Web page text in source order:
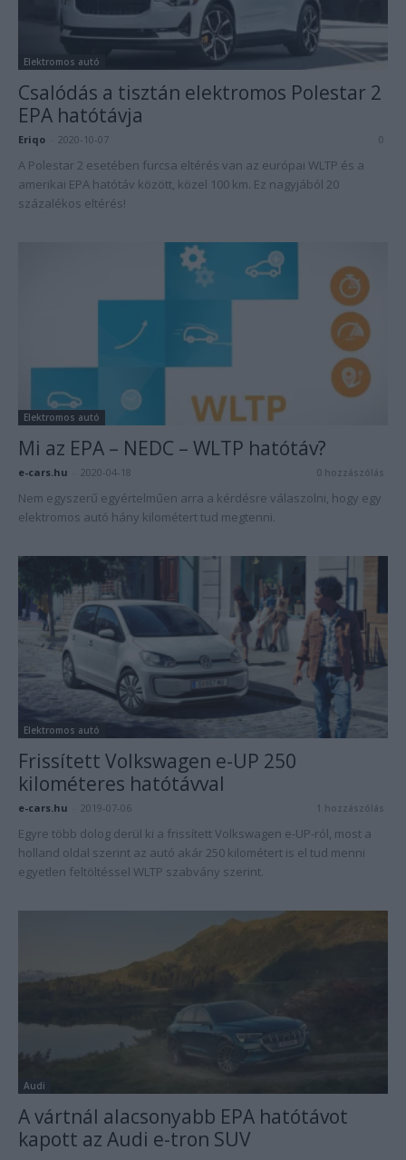
Elektromos autó
Csalódás a tisztán elektromos Polestar 2
EPA hatótávja
Eriqo 2020-10-07 0
A Polestar 2 esetében furcsa eltérés van az európai WLTP és a
amerikai EPA hatótáv között, közel 100 km. Ez nagyjából 20
százalékos eltérés!
Elektromos autó
Mi az EPA – NEDC – WLTP hatótáv?
e-cars.hu 2020-04-18 0 hozzászólás
Nem egyszerű egyértelműen arra a kérdésre válaszolni, hogy egy
elektromos autó hány kilométert tud megtenni.
Elektromos autó
Frissített Volkswagen e-UP 250
kilométeres hatótávval
e-cars.hu 2019-07-06 1 hozzászólás
Egyre több dolog derül ki a frissített Volkswagen e-UP-ról, most a
holland oldal szerint az autó akár 250 kilométert is el tud menni
egyetlen feltöltéssel WLTP szabvány szerint.
Audi
A vártnál alacsonyabb EPA hatótávot
kapott az Audi e-tron SUV